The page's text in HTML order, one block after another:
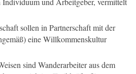
sollen in Partnerschaft mit der
eine Willkommenskultur
sind Wanderarbeiter aus dem